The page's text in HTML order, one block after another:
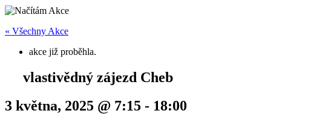
« Všechny Akce
akce již proběhla.
vlastivědný zájezd Cheb
3 května, 2025 @ 7:15 - 18:00